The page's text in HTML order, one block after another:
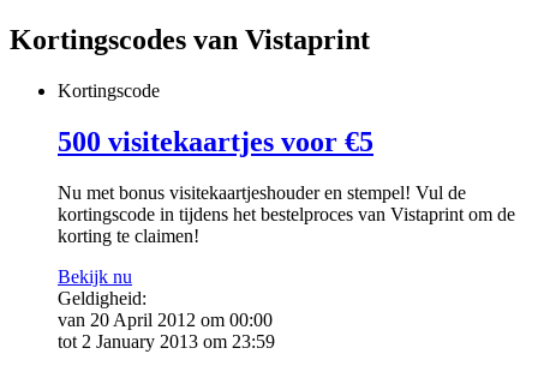
Kortingscodes van Vistaprint
Kortingscode
500 visitekaartjes voor €5
Nu met bonus visitekaartjeshouder en stempel! Vul de
kortingscode in tijdens het bestelproces van Vistaprint om de
korting te claimen!
Bekijk nu
Geldigheid:
van 20 April 2012 om 00:00
tot 2 January 2013 om 23:59